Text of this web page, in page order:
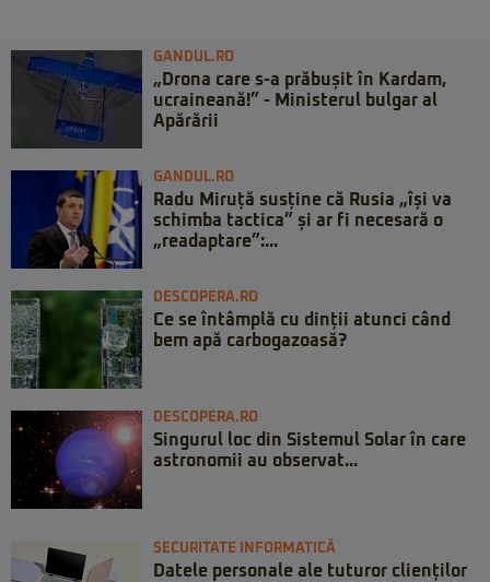
GANDUL.RO
„Drona care s-a prăbușit în Kardam,
ucraineană!” - Ministerul bulgar al
Apărării
GANDUL.RO
Radu Miruță susține că Rusia „își va
schimba tactica” și ar fi necesară o
„readaptare”:...
DESCOPERA.RO
Ce se întâmplă cu dinții atunci când
bem apă carbogazoasă?
DESCOPERA.RO
Singurul loc din Sistemul Solar în care
astronomii au observat...
SECURITATE INFORMATICĂ
Datele personale ale tuturor clienților